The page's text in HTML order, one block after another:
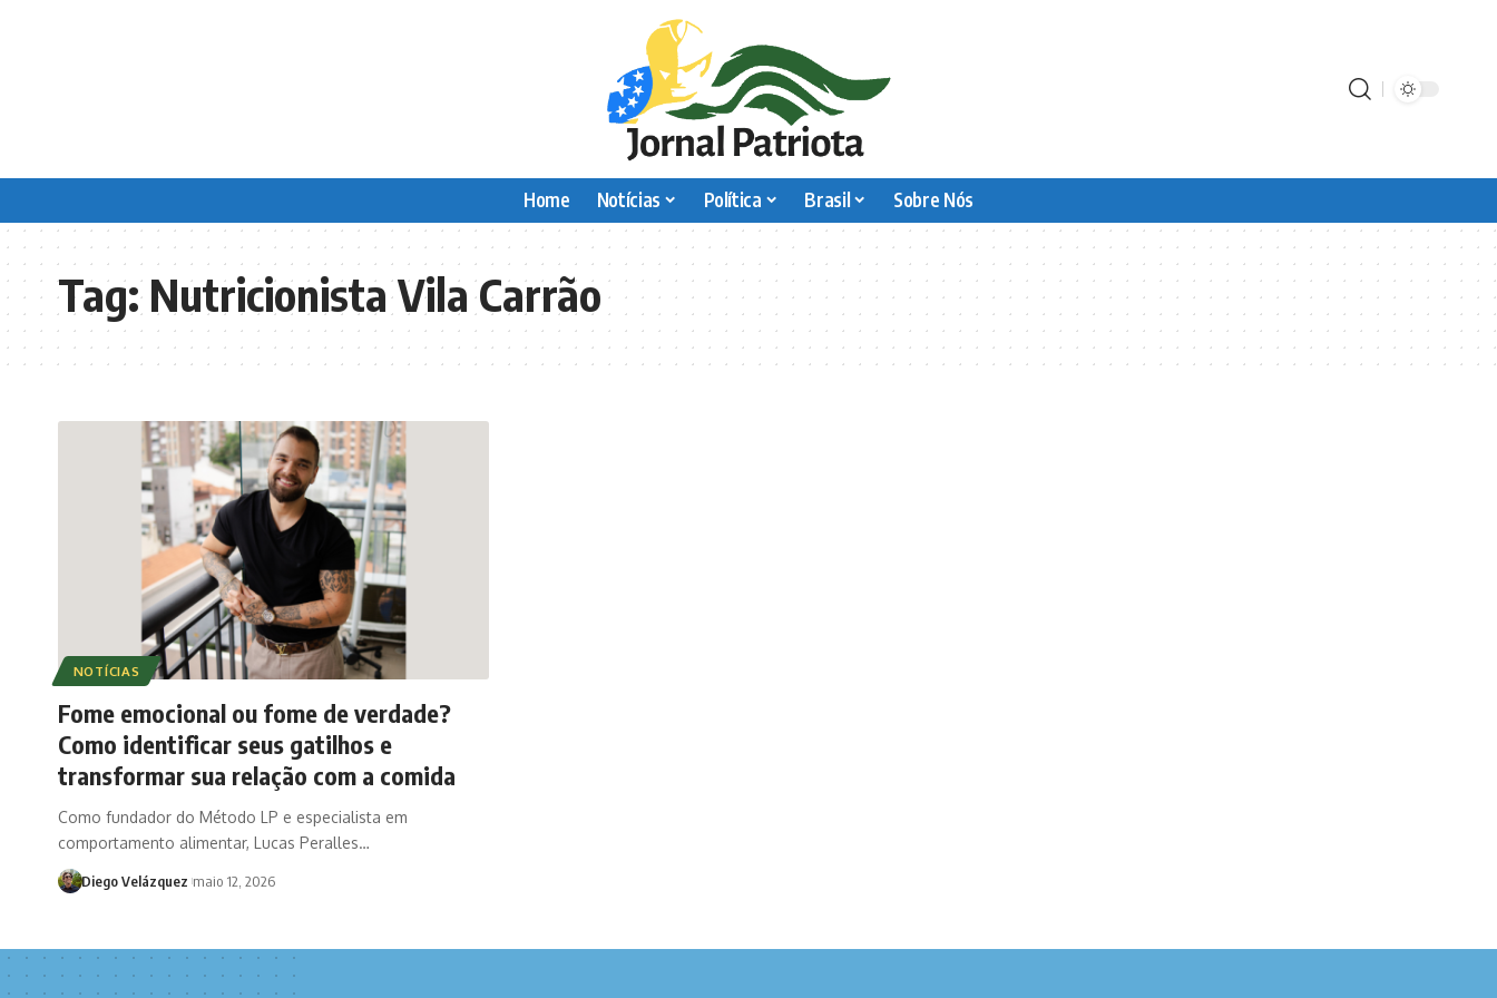
Home Notícias Política Brasil Sobre Nós
Tag:Nutricionista Vila Carrão
NOTÍCIAS
Fome emocional ou fome de verdade?
Como identificar seus gatilhos e
transformar sua relação com a comida
Como fundador do Método LP e especialista em
comportamento alimentar, Lucas Peralles…
Diego Velázquez maio 12, 2026